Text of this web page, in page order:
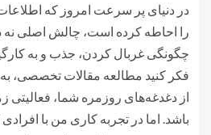
در دنیای پر سرعت امروز که
را احاطه کرده است، چالش اصلی نه
چگونگی غربال کردن، جذب و به
فکر کنید مطالعه مقالات تخصصی، به
از دغدغه‌های روزمره شما، فعالیتی
باشد. اما در تجربه کاری من با افرادی